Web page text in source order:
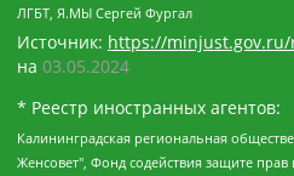
ЛГБТ, Я.МЫ Сергей Фургал
Источник: https://
на 03.05.2024
* Реестр иностранных агентов:
Калининградская региональная общественная организация "Экозащита!-Женсовет", Фонд содействия защите прав и свобод граждан "Общественный вердикт", Фонд "Институт Развития Свободы Информации", Частное учреждение "Информационное агентство МЕМО. РУ", Региональная общественная организация "Общественная комиссия по сохранению наследия академика Сахарова", Фонд поддержки свободы прессы, Санкт-Петербургская общественная правозащитная организация "Гражданский контроль", Межрегиональная общественная организация "Информационно-просветительский центр "Мемориал", Региональный Фонд "Центр Защиты Прав Средств Массовой Информации", с 05.12.2023 Фонд "Центр Защиты Прав Средств массовой информации", Региональная общественная благотворительная организация помощи беженцам и мигрантам "Гражданское содействие", Негосударственное образовательное учреждение дополнительного профессионального образования (повышение квалификации) специалистов "АКАДЕМИЯ ПО ПРАВАМ ЧЕЛОВЕКА", Свердловская региональная общественная организация "Сутяжник", Автономная некоммерческая организация "Центр независимых социологических исследований", Союз общественных объединений "Российский исследовательский центр по правам человека", Региональное общественное учреждение научно-информационный центр "МЕМОРИАЛ", Некоммерческая организация "Фонд защиты гласности", Автономная некоммерческая организация "Институт прав человека", Городская общественная организация "Екатеринбургское общество "МЕМОРИАЛ", Городская общественная организация "Рязанское историко-просветительское и правозащитное общество "Мемориал" (Рязанский Мемориал), Челябинский региональный орган общественной самодеятельности – женское общественное объединение "Женщины Евразии", Челябинский региональный орган общественной самодеятельности "Уральская правозащитная группа", Фонд содействия защите здоровья и социальной справедливости имени Андрея Рылькова, Автономная Некоммерческая Организация "Аналитический Центр Юрия Левады", Автономная некоммерческая организация социальной поддержки населения "Проект Апрель", Региональная общественная организация помощи женщинам и детям, находящимся в кризисной ситуации "Информационно-методический центр "Анна", Фонд содействия развитию массовых коммуникаций и правовому просвещению "Так-так-Так", Фонд содействия устойчивому развитию "Серебряная тайга", Свердловский региональный общественный фонд социальных проектов "Новое время", "Idel.Реалии", Кавказ.Реалии, Крым.Реалии, Телеканал Настоящее Время, Татаро-башкирская служба Радио Свобода (Azatliq Radiosi), Радио Свободная Европа/Радио Свобода (PCE/PC), "Сибирь.Реалии", "Фактограф", Благотворительный фонд помощи осужденным и их семьям, Автономная некоммерческая организация "Институт глобализации и социальных движений", Фонд "В защиту прав заключенных", Частное учреждение "Центр поддержки и содействия развитию средств массовой информации", Пензенский региональный общественный благотворительный фонд "Гражданский союз", "Север.Реалии", Некоммерческая организация Фонд "Правовая инициатива", Общество с ограниченной ответственностью "Радио Свободная Европа/Радио Свобода", Чешское информационное агентство "MEDIUM-ORIENT", Красноярская региональная общественная организация "Мы против СПИДа", Камалягин Денис Николаевич, Маркелов Сергей Евгеньевич, Пономарев Лев Александрович, Савицкая Людмила Алексеевна, Автономная некоммерческая организация "Центр по работе с проблемой насилия "НАСИЛИЮ.НЕТ", Межрегиональный профессиональный союз работников здравоохранения "Альянс врачей", Юридическое лицо, зарегистрированное в Латвийской Республике, SIA "Medusa Project" (регистрационный номер 40103797863, дата регистрации 10.06.2014), Некоммерческая организация "Фонд по борьбе с коррупцией", Автономная некоммерческая организация "Институт права и публичной политики", Баданин Роман Сергеевич, Гликин Максим Александрович, Железнова Мария Михайловна, Лукьянова Юлия Сергеевна, Маетная Елизавета Витальевна, Маняхин Петр Борисович, Чуракова Ольга Владимировна, Ярош Юлия Петровна, Юридическое лицо "The Insider SIA", зарегистрированное в Риге, Латвийская Республика (дата регистрации 26.06.2015), являющееся администратором доменного имени интернет-издания "The Insider SIA", https://theins.ru, Постернак Алексей Евгеньевич, Рубин Михаил Аркадьевич, Анин Роман Александрович, Юридическое лицо Istories fonds, зарегистрированное в Латвийской Республике (регистрационный номер 50008295751, дата регистрации 24.02.2020), Великовский Дмитрий Александрович, Долинина Ирина Николаевна, Мароховская Алеся Алексеевна, Шлейнов Роман Юрьевич, Шмагун Олеся Валентиновна, Общество с ограниченной ответственностью "Альтаир 2021", Общество с ограниченной ответственностью "Вега 2021", Общество с ограниченной ответственностью "Главный редактор 2021", Общество с ограниченной ответственностью "Ромашки монолит", Важенков Артем Валерьевич, Ивановская областная общественная организация "Центр гендерных исследований", Гурман Юрий Альбертович, Медиапроект "ОВД-Инфо", Егоров Владимир Владимирович, Жилинский Владимир Александрович, Общество с ограниченной ответственностью "ЗП", Иванова София Юрьевна, Карезина Инна Павловна, Кильтау Екатерина Викторовна, Петров Алексей Викторович, Пискунов Сергей Евгеньевич, Смирнов Сергей Сергеевич, Тихонов Михаил Сергеевич, Общество с ограниченной ответственностью "ЖУРНАЛИСТ-ИНОСТРАННЫЙ АГЕНТ", Арапова Галина Юрьевна, Вольтская Татьяна Анатольевна, Американская компания "Mason G.E.S. Anonymous Foundation" (США), являющаяся владельцем интернет-издания https://mnews.world/, Компания "Stichting Bellingcat",